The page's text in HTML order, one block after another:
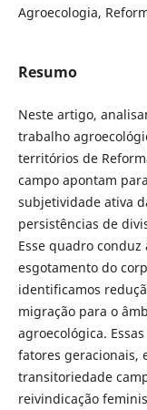
Agroecologia,
Resumo
Neste artigo,
trabalho
territórios de
campo apontam
subjetividade ativa
persistências de
Esse quadro
esgotamento do
identificamos
migração para o
agroecológica.
fatores geracionais,
transitoriedade
reivindicação